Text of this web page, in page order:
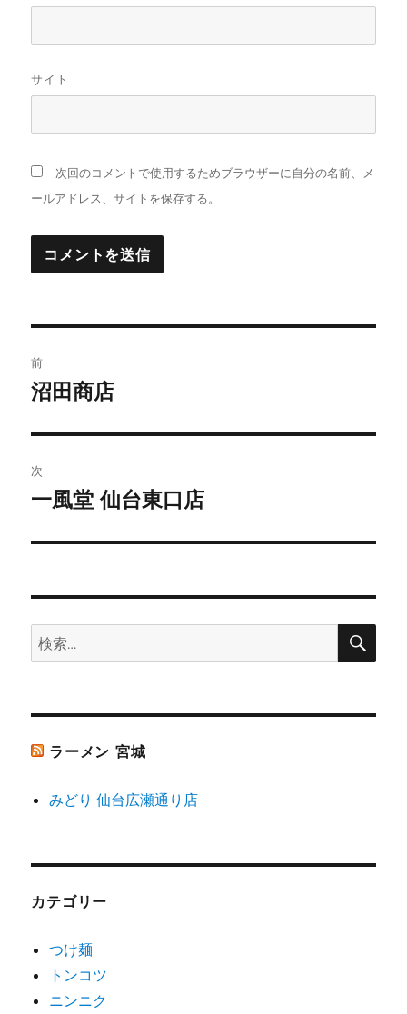
サイト
次回のコメントで使用するためブラウザーに自分の名前、メ
ールアドレス、サイトを保存する。
稿
ビ
ゲ
ー
ン
前
前
投
稿:
沼田商店
次
次
投
一風堂 仙台東口店
検
索:
検
ラーメン 宮城
みどり 仙台広瀬通り店
カテゴリー
つけ麺
トンコツ
ニンニク